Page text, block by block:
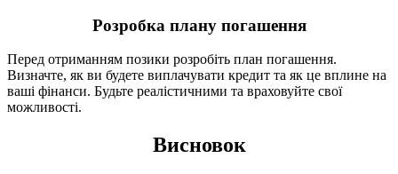
Розробка плану погашення
Перед отриманням позики розробіть план погашення.
Визначте, як ви будете виплачувати кредит та як це вплине на
ваші фінанси. Будьте реалістичними та враховуйте свої
можливості.
Висновок